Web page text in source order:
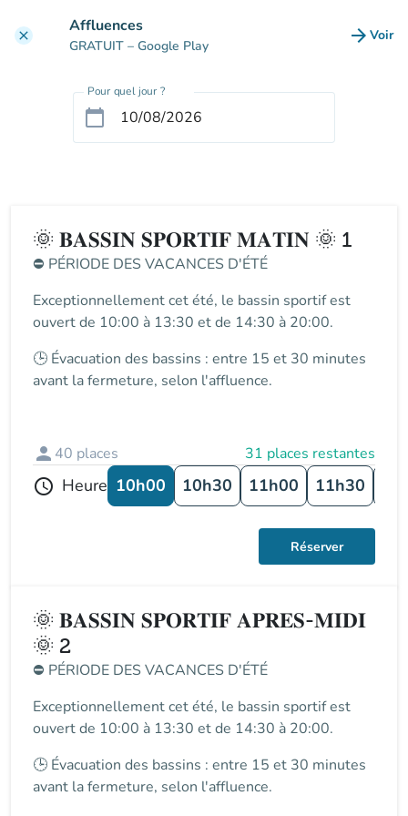
clear Affluences
GRATUIT – Google Play arrow_forward Voir
Pour quel jour ?
calendar_today
🌞 𝐁𝐀𝐒𝐒𝐈𝐍 𝐒𝐏𝐎𝐑𝐓𝐈𝐅 𝐌𝐀𝐓𝐈𝐍 🌞 1
⛔ PÉRIODE DES VACANCES D'ÉTÉ
Exceptionnellement cet été, le bassin sportifest
ouvert de 10:00 à 13:30 et de 14:30 à 20:00.
🕒 Évacuation des bassins : entre 15 et 30 minutes
avant la fermeture, selon l'affluence.
person 40 places 31 places restantes
schedule Heure 10h00 10h30 11h00 11h30
Réserver
🌞 𝐁𝐀𝐒𝐒𝐈𝐍 𝐒𝐏𝐎𝐑𝐓𝐈𝐅 𝐀𝐏𝐑𝐄𝐒-𝐌𝐈𝐃𝐈
🌞 2
⛔ PÉRIODE DES VACANCES D'ÉTÉ
Exceptionnellement cet été, le bassin sportifest
ouvert de 10:00 à 13:30 et de 14:30 à 20:00.
🕒 Évacuation des bassins : entre 15 et 30 minutes
avant la fermeture, selon l'affluence.